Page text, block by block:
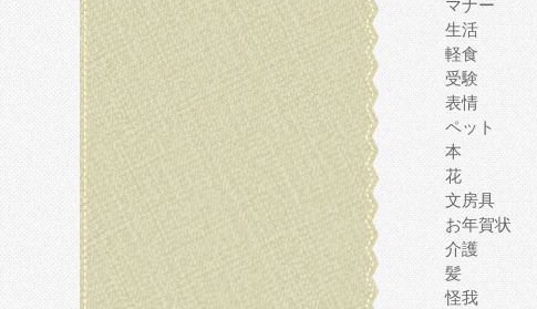
マナー
生活
軽食
受験
表情
ペット
本
花
文房具
お年賀状
介護
髪
怪我